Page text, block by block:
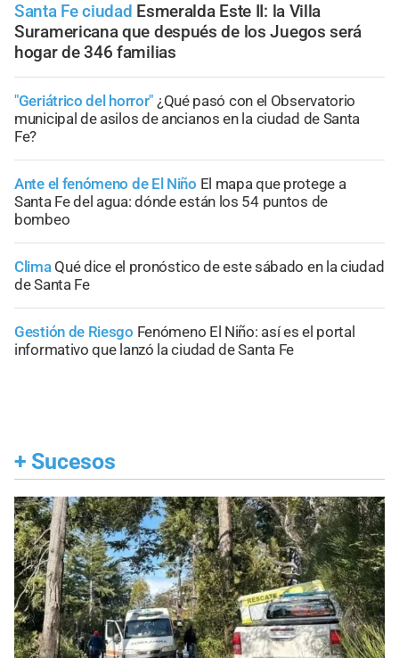
Santa Fe ciudad Esmeralda Este II: la Villa
Suramericana que después de los Juegos será
hogar de 346 familias
"Geriátrico del horror" ¿Qué pasó con el Observatorio
municipal de asilos de ancianos en la ciudad de Santa
Fe?
Ante el fenómeno de El Niño El mapa que protege a
Santa Fe del agua: dónde están los 54 puntos de
bombeo
Clima Qué dice el pronóstico de este sábado en la ciudad
de Santa Fe
Gestión de Riesgo Fenómeno El Niño: así es el portal
informativo que lanzó la ciudad de Santa Fe
+ Sucesos